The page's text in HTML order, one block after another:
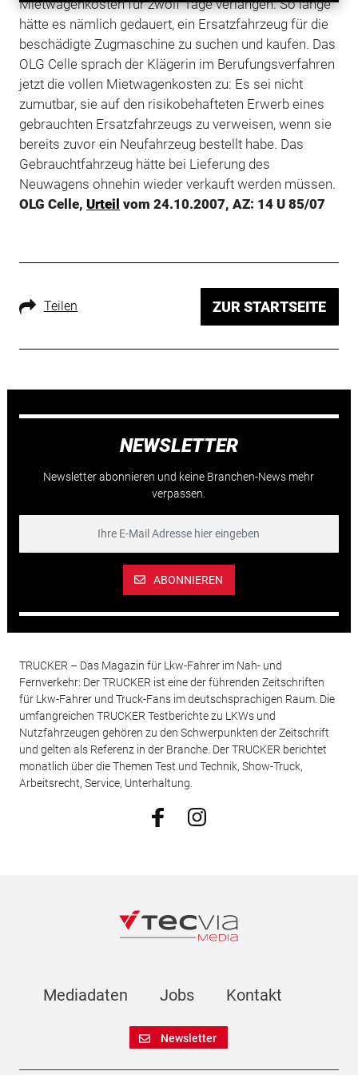
Mietwagenkosten für zwölf Tage verlangen. So lange
hätte es näm­lich gedauert, ein Ersatzfahrzeug für die
beschädigte Zugmaschine zu suchen und kaufen. Das
OLG Celle sprach der Klägerin im Berufungsverfahren
jetzt die vollen Mietwagenkosten zu: Es sei nicht
zumutbar, sie auf den risikobehafteten Erwerb eines
gebrauchten Ersatzfahrzeugs zu verweisen, wenn sie
bereits zuvor ein Neufahrzeug bestellt habe. Das
Gebrauchtfahrzeug hätte bei Lieferung des
Neuwagens ohnehin wieder verkauft werden müssen.
OLG Celle, Urteil vom 24.10.2007, AZ: 14 U 85/07
Teilen ZUR STARTSEITE
NEWSLETTER
Newsletter abonnieren und keine Branchen-News mehr
verpassen.
ABONNIEREN
TRUCKER – Das Magazin für Lkw-Fahrer im Nah- und
Fernverkehr: Der TRUCKER ist eine der führenden Zeitschriften
für Lkw-Fahrer und Truck-Fans im deutschsprachigen Raum. Die
umfangreichen TRUCKER Testberichte zu LKWs und
Nutzfahrzeugen gehören zu den Schwerpunkten der Zeitschrift
und gelten als Referenz in der Branche. Der TRUCKER berichtet
monatlich über die Themen Test und Technik, Show-Truck,
Arbeitsrecht, Service, Unterhaltung.
Mediadaten Jobs Kontakt
Newsletter